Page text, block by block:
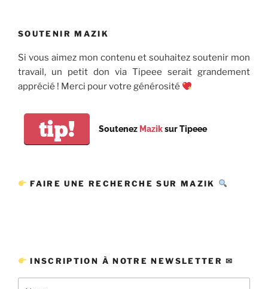
SOUTENIR MAZIK
Si vous aimez mon contenu et souhaitez soutenir mon
travail, un petit don via Tipeee serait grandement
apprécié ! Merci pour votre générosité
tip! Soutenez Maziksur Tipeee
FAIRE UNE RECHERCHE SUR MAZIK
INSCRIPTION À NOTRE NEWSLETTER ✉